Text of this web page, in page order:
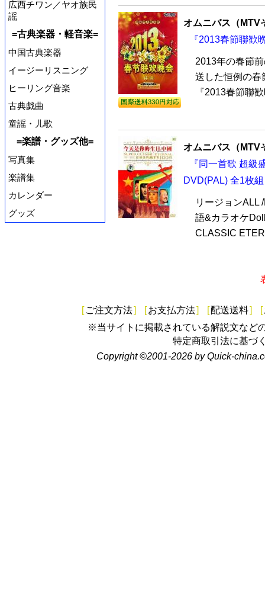
広西チワン／ヤオ族民
謡
=古典楽器・軽音楽=
中国古典楽器
イージーリスニング
ヒーリング音楽
古典戯曲
童謡・儿歌
=楽譜・グッズ他=
写真集
楽譜集
カレンダー
グッズ
オムニバス（MTV
『2013春節聯歓
2013年の春節
送した恒例の春
『2013春節聯
オムニバス（MTV
『同一首歌 超級
DVD(PAL) 全1枚組
リージョンALL
語&カラオケ
CLASSIC
[ ご注文方法] [お支払方法] [配送送料] [
※当サイトに掲載されている解説文など
特定商取引法に基づ
Copyright ©2001-2026 by Quick-